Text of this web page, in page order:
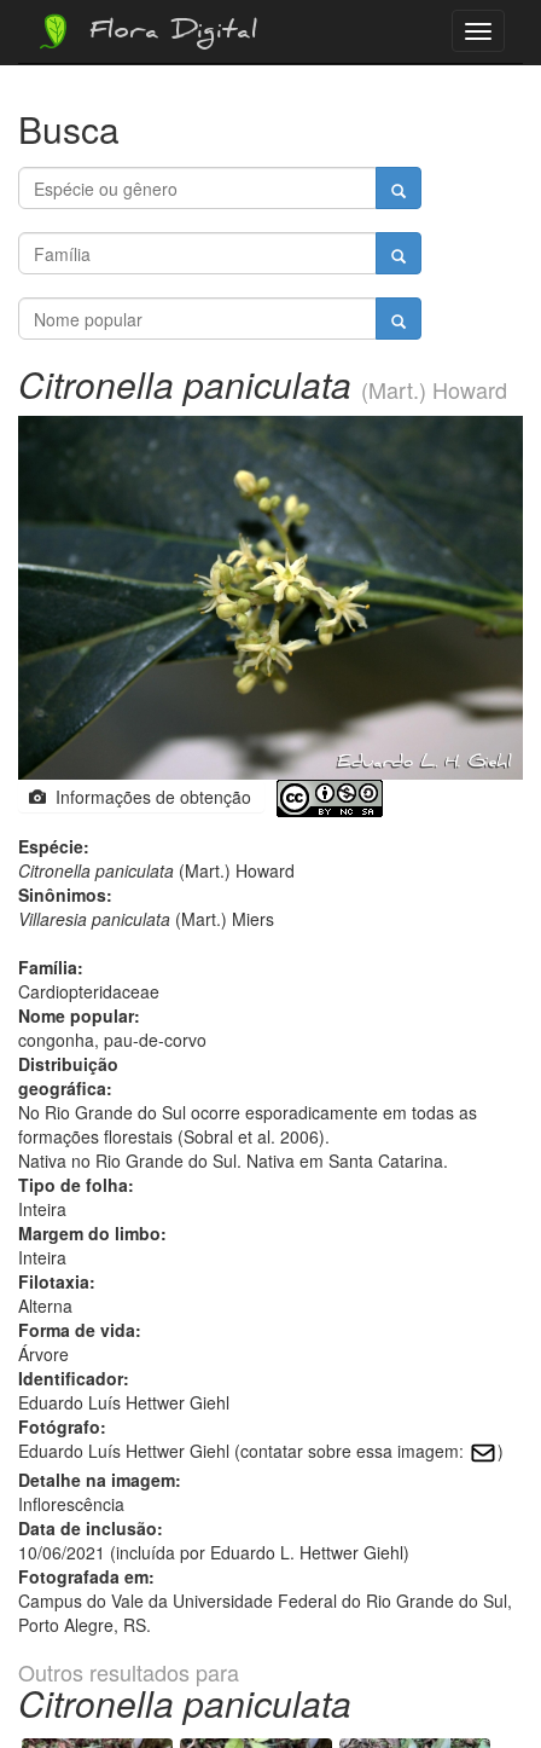
Menu
Flora Digital
Busca
Citronella paniculata (Mart.) Howard
Informações de obtenção
Espécie:
Citronella paniculata (Mart.) Howard
Sinônimos:
Villaresia paniculata (Mart.) Miers
Família:
Cardiopteridaceae
Nome popular:
congonha, pau-de-corvo
Distribuição
geográfica:
No Rio Grande do Sul ocorre esporadicamente em todas as
formações florestais (Sobral et al. 2006).
Nativa no Rio Grande do Sul. Nativa em Santa Catarina.
Tipo de folha:
Inteira
Margem do limbo:
Inteira
Filotaxia:
Alterna
Forma de vida:
Árvore
Identificador:
Eduardo Luís Hettwer Giehl
Fotógrafo:
Eduardo Luís Hettwer Giehl (contatar sobre essa imagem:
)
Detalhe na imagem:
Inflorescência
Data de inclusão:
10/06/2021 (incluída por Eduardo L. Hettwer Giehl)
Fotografada em:
Campus do Vale da Universidade Federal do Rio Grande do Sul,
Porto Alegre, RS.
Outros resultados para
Citronella paniculata